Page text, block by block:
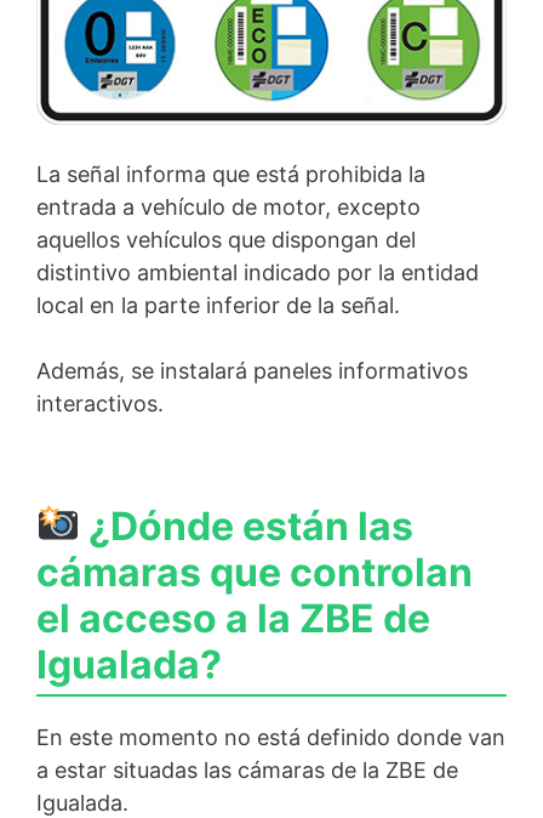
La señal informa que está prohibida la
entrada a vehículo de motor, excepto
aquellos vehículos que dispongan del
distintivo ambiental indicado por la entidad
local en la parte inferior de la señal.
Además, se instalará paneles informativos
interactivos.
¿Dónde están las
cámaras que controlan
el acceso a la ZBE de
Igualada?
En este momento no está definido donde van
a estar situadas las cámaras de la ZBE de
Igualada.